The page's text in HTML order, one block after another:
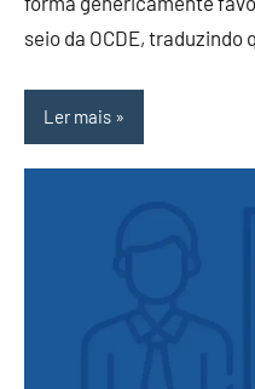
seio da OCDE, traduzindo
Ler mais